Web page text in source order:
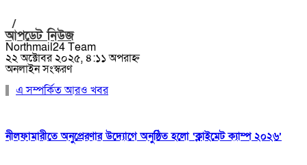
/
আপডেট নিউজ
Northmail24 Team
২২ অক্টোবর ২০২৫, ৪:১১ অপরাহ্ন
অনলাইন সংস্করণ
এ সম্পর্কিত আরও খবর
নীলফামারীতে অনুপ্রেরণার উদ্যোগে অনুষ্ঠিত হলো ‘ক্লাইমেট ক্যাম্প ২০২৬’